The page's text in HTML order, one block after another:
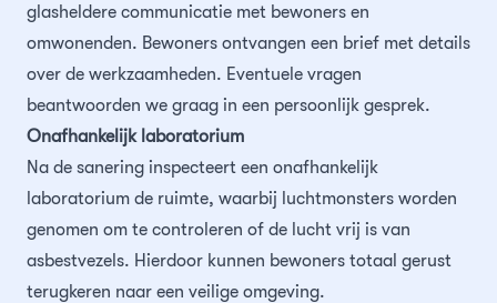
glasheldere communicatie met bewoners en
omwonenden. Bewoners ontvangen een brief met details
over de werkzaamheden. Eventuele vragen
beantwoorden we graag in een persoonlijk gesprek.
Onafhankelijk laboratorium
Na de sanering inspecteert een onafhankelijk
laboratorium de ruimte, waarbij luchtmonsters worden
genomen om te controleren of de lucht vrij is van
asbestvezels. Hierdoor kunnen bewoners totaal gerust
terugkeren naar een veilige omgeving.